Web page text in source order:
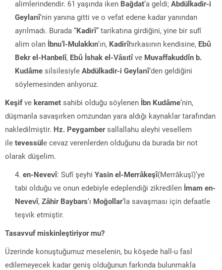
alimlerindendir. 61 yaşında iken Bağdat‘a geldi; Abdülkadir-i
Geylanî‘nin yanına gitti ve o vefat edene kadar yanından
ayrılmadı. Burada “Kadirî” tarikatına girdiğini, yine bir sufî
alim olan İbnu’l-Mulakkın‘ın, Kadirîhırkasının kendisine, Ebû
Bekr el-Hanbelî, Ebû İshak el-Vâsıtîve Muvaffakuddîn b.
Kudâme silsilesiyle Abdülkadir-i Geylanî‘den geldiğini
söylemesinden anlıyoruz.
Keşifve keramet sahibi olduğu söylenen İbn Kudâme‘nin,
düşmanla savaşırken omzundan yara aldığı kaynaklar tarafından
nakledilmiştir. Hz. Peygambersallallahu aleyhi vesellem
ile tevessüle cevaz verenlerden olduğunu da burada bir not
olarak düşelim.
en-Nevevî: Sufî şeyhi Yasin el-Merrâkeşî(Merrâkuşî)’ye
tabi olduğu ve onun edebiyle edeplendiği zikredilen İmam en-
Nevevî, Zâhir Baybars‘ı Moğollar‘la savaşması için defaatle
teşvik etmiştir.
Tasavvuf miskinleştiriyor mu?
Üzerinde konuştuğumuz meselenin, bu köşede hall-u fasl
edilemeyecek kadar geniş olduğunun farkında bulunmakla